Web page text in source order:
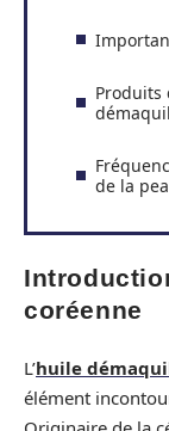
Produits
de la
coréenne
L’huile
élément